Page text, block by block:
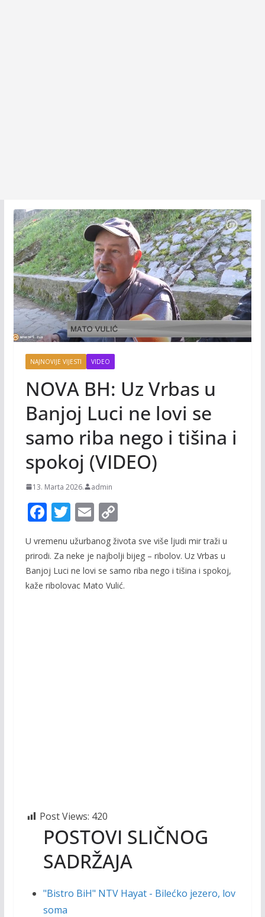
NAJNOVIJE VIJESTI VIDEO
NOVA BH: Uz Vrbas u
Banjoj Luci ne lovi se
samo riba nego i tišina i
spokoj (VIDEO)
13. Marta 2026. admin
F
e
b
o
T
w
itt
er
E
ai
l
C
p
y
Li
U vremenu užurbanog života sve više ljudi mir traži u
prirodi. Za neke je najbolji bijeg – ribolov. Uz Vrbas u
Banjoj Luci ne lovi se samo riba nego i tišina i spokoj,
kaže ribolovac Mato Vulić.
Post Views: 420
POSTOVI SLIČNOG
SADRŽAJA
"Bistro BiH" NTV Hayat - Bilećko jezero, lov
soma